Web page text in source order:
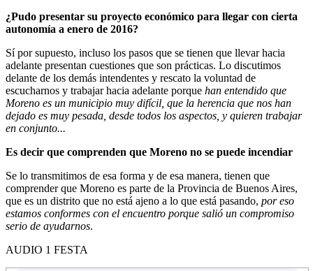
¿Pudo presentar su proyecto económico para llegar con cierta
autonomía a enero de 2016?
Sí por supuesto, incluso los pasos que se tienen que llevar hacia
adelante presentan cuestiones que son prácticas. Lo discutimos
delante de los demás intendentes y rescato la voluntad de
escucharnos y trabajar hacia adelante porque han entendido que
Moreno es un municipio muy difícil, que la herencia que nos han
dejado es muy pesada, desde todos los aspectos, y quieren trabajar
en conjunto...
Es decir que comprenden que Moreno no se puede incendiar
Se lo transmitimos de esa forma y de esa manera, tienen que
comprender que Moreno es parte de la Provincia de Buenos Aires,
que es un distrito que no está ajeno a lo que está pasando, por eso
estamos conformes con el encuentro porque salió un compromiso
serio de ayudarnos.
AUDIO 1 FESTA